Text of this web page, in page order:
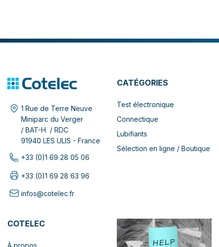
1 Rue de Terre Neuve
Miniparc du Verger
/ BAT-H / RDC
91940 LES ULIS - France
+33 (0)1 69 28 05 06
+33 (0)1 69 28 63 96
infos@cotelec.fr
CATÉGORIES
Test électronique
Connectique
Lubifiants
Sélection en ligne / Boutique
COTELEC
À propos